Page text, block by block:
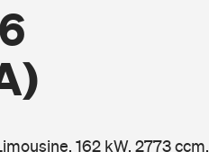
162 kW, 2773 ccm,